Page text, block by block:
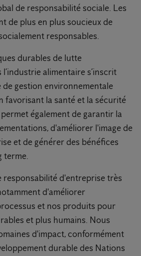
de responsabilité sociale. Les
de plus en plus soucieux de
responsables.
durables de lutte
alimentaire s’inscrit
de gestion environnementale
favorisant la santé et la sécurité
également de garantir la
d'améliorer l'image de
et de générer des bénéfices
terme.
responsabilité d'entreprise très
d'améliorer
et nos produits pour
et plus humains. Nous
d'impact, conformément
durable des Nations